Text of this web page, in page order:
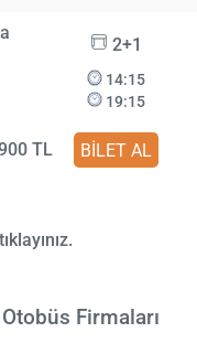
2+1
14:15
19:15
TL BİLET AL
Firmaları